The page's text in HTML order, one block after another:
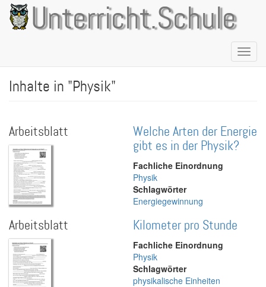
Direkt
zum
Inhalt
Unterricht.Schule
Inhalte in "Physik"
Arbeitsblatt
Welche Arten der Energie
gibt es in der Physik?
Fachliche Einordnung
Physik
Schlagwörter
Energiegewinnung
Arbeitsblatt Kilometer pro Stunde
Fachliche Einordnung
Physik
Schlagwörter
physikalische Einheiten